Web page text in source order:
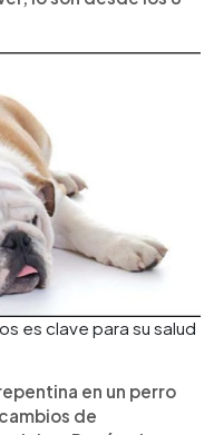
es clave para su salud
en un perro
de